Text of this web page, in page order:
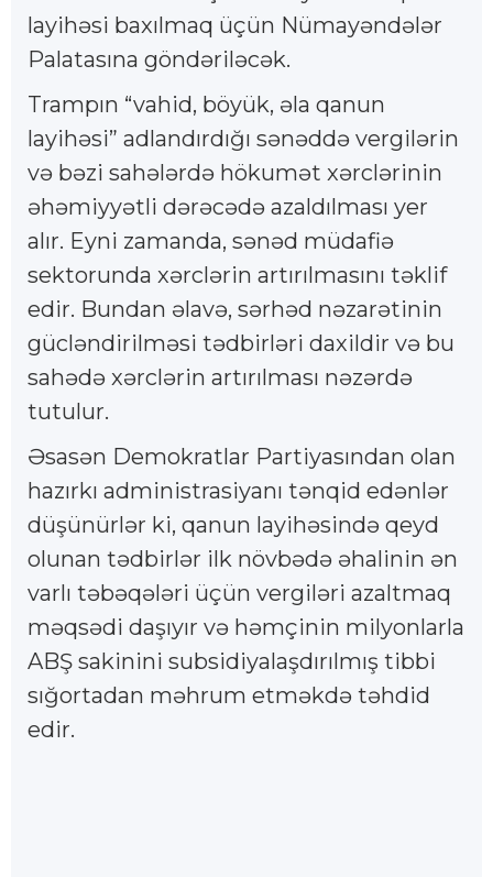
layihəsi baxılmaq üçün Nümayəndələr
Palatasına göndəriləcək.
Trampın “vahid, böyük, əla qanun
layihəsi” adlandırdığı sənəddə vergilərin
və bəzi sahələrdə hökumət xərclərinin
əhəmiyyətli dərəcədə azaldılması yer
alır. Eyni zamanda, sənəd müdafiə
sektorunda xərclərin artırılmasını təklif
edir. Bundan əlavə, sərhəd nəzarətinin
gücləndirilməsi tədbirləri daxildir və bu
sahədə xərclərin artırılması nəzərdə
tutulur.
Əsasən Demokratlar Partiyasından olan
hazırkı administrasiyanı tənqid edənlər
düşünürlər ki, qanun layihəsində qeyd
olunan tədbirlər ilk növbədə əhalinin ən
varlı təbəqələri üçün vergiləri azaltmaq
məqsədi daşıyır və həmçinin milyonlarla
ABŞ sakinini subsidiyalaşdırılmış tibbi
sığortadan məhrum etməkdə təhdid
edir.